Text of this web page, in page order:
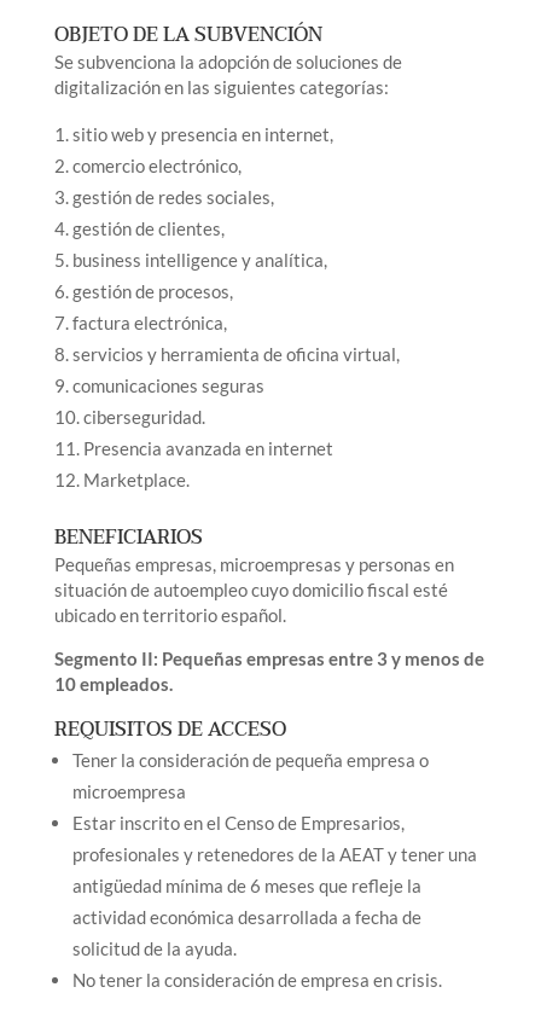
OBJETO DE LA SUBVENCIÓN
Se subvenciona la adopción de soluciones de
digitalización en las siguientes categorías:
sitio web y presencia en internet,
comercio electrónico,
gestión de redes sociales,
gestión de clientes,
business intelligence y analítica,
gestión de procesos,
factura electrónica,
servicios y herramienta de oficina virtual,
comunicaciones seguras
ciberseguridad.
Presencia avanzada en internet
Marketplace.
BENEFICIARIOS
Pequeñas empresas, microempresas y personas en
situación de autoempleo cuyo domicilio fiscal esté
ubicado en territorio español.
Segmento II: Pequeñas empresas entre 3 y menos de
10 empleados.
REQUISITOS DE ACCESO
Tener la consideración de pequeña empresa o
microempresa
Estar inscrito en el Censo de Empresarios,
profesionales y retenedores de la AEAT y tener una
antigüedad mínima de 6 meses que refleje la
actividad económica desarrollada a fecha de
solicitud de la ayuda.
No tener la consideración de empresa en crisis.